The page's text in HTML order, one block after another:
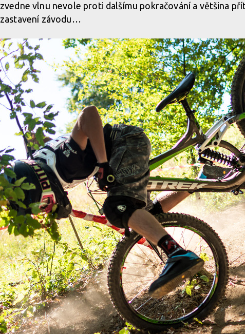
zvedne vlnu nevole proti dalšímu pokračování a většina
zastavení závodu…